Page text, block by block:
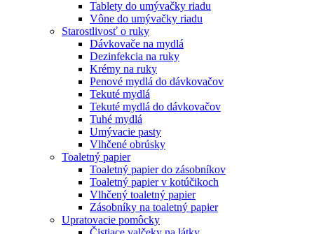
Tablety do umývačky riadu
Vône do umývačky riadu
Starostlivosť o ruky
Dávkovače na mydlá
Dezinfekcia na ruky
Krémy na ruky
Penové mydlá do dávkovačov
Tekuté mydlá
Tekuté mydlá do dávkovačov
Tuhé mydlá
Umývacie pasty
Vlhčené obrúsky
Toaletný papier
Toaletný papier do zásobníkov
Toaletný papier v kotúčikoch
Vlhčený toaletný papier
Zásobníky na toaletný papier
Upratovacie pomôcky